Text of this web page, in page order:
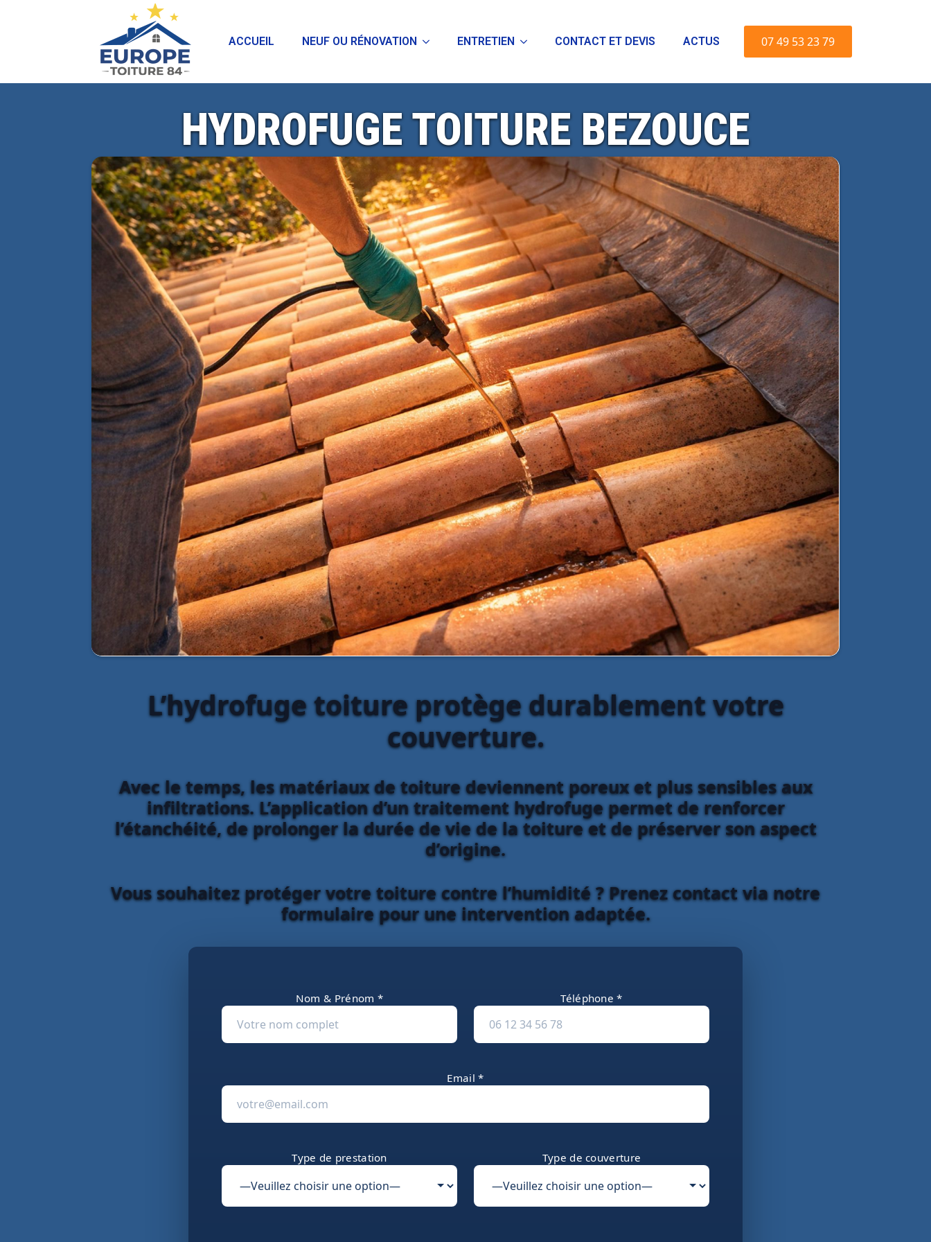
ACCUEIL NEUF OU RÉNOVATION ENTRETIEN CONTACT ET DEVIS ACTUS 07 49 53 23 79
HYDROFUGE TOITURE BEZOUCE
L’hydrofuge toiture protège durablement votre
couverture.
Avec le temps, les matériaux de toiture deviennent poreux et plus sensibles aux
infiltrations. L’application d’un traitement hydrofuge permet de renforcer
l’étanchéité, de prolonger la durée de vie de la toiture et de préserver son aspect
d’origine.
Vous souhaitez protéger votre toiture contre l’humidité ? Prenez contact via notre
formulaire pour une intervention adaptée.
Nom & Prénom * Téléphone *
Email *
Type de prestation Type de couverture